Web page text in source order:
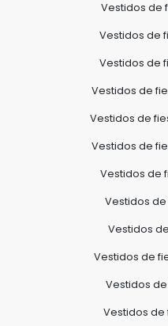
Vestidos de
Vestidos de
Vestidos de
Vestidos de
Vestidos de
Vestidos de
Vestidos de
Vestidos de
Vestidos
Vestidos de
Vestidos
Vestidos de